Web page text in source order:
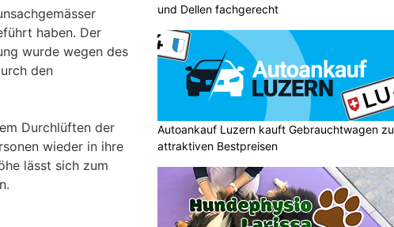
haben. Der
wurde wegen des
den
Durchlüften der
wieder in ihre
lässt sich zum
und Dellen fachgerecht
Autoankauf Luzern kauft Gebrauchtwagen zu
attraktiven Bestpreisen